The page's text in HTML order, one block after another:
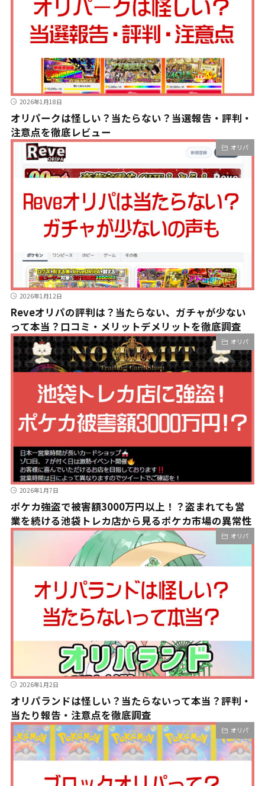
2026年1月18日
オリパークは怪しい？当たらない？当選報告・評判・
注意点を徹底レビュー
オリパ
2026年1月12日
Reveオリパの評判は？当たらない、ガチャが少ない
って本当？口コミ・メリットデメリットを徹底調査
オリパ
2026年1月7日
ポケカ強盗で被害額3000万円以上！？盗まれても営
業を続ける池袋トレカ店から見るポケカ市場の異常性
オリパ
2026年1月2日
オリパランドは怪しい？当たらないって本当？評判・
当たり報告・注意点を徹底調査
オリパ